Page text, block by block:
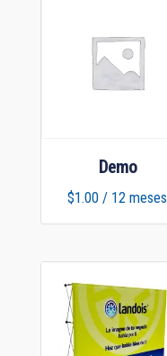
Demo
$1.00 / 12 meses